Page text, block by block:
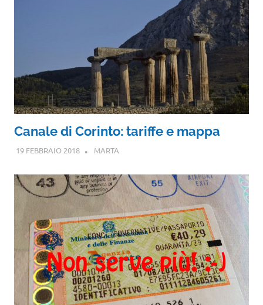
Canale di Corinto: tariffe e mappa
19 FEBBRAIO 2018 MARTA